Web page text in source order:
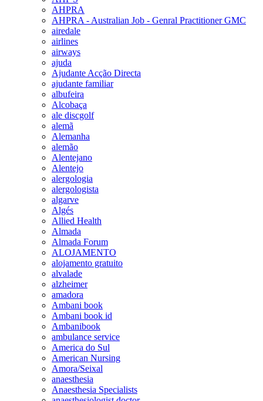
AHPRA
AHPRA - Australian Job - Genral Practitioner GMC
airedale
airlines
airways
ajuda
Ajudante Acção Directa
ajudante familiar
albufeira
Alcobaça
ale discgolf
alemã
Alemanha
alemão
Alentejano
Alentejo
alergologia
alergologista
algarve
Algés
Allied Health
Almada
Almada Forum
ALOJAMENTO
alojamento gratuito
alvalade
alzheimer
amadora
Ambani book
Ambani book id
Ambanibook
ambulance service
America do Sul
American Nursing
Amora/Seixal
anaesthesia
Anaesthesia Specialists